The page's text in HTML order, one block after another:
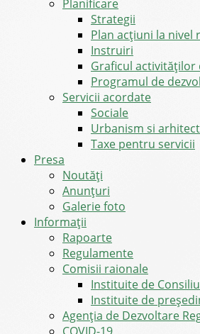
Planificare
Strategii
Plan acțiuni la nivel
Instruiri
Graficul activităților
Programul de
Servicii acordate
Sociale
Urbanism si
Taxe pentru servicii
Presa
Noutăţi
Anunţuri
Galerie foto
Informații
Rapoarte
Regulamente
Comisii raionale
Instituite de
Instituite de
Agenția de Dezvoltare